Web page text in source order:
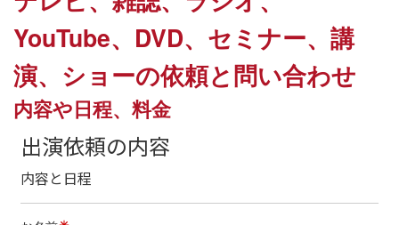
YouTube、DVD、セミナー、講
演、ショーの依頼と問い合わせ
内容や日程、料金